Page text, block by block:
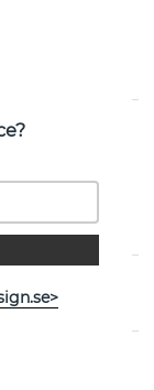
Jensen 6,3
separat